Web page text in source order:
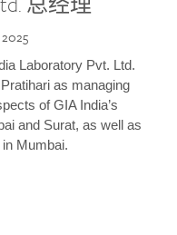
Laboratory Pvt. Ltd.
as managing
of GIA India’s
and Surat, as well as
Mumbai.